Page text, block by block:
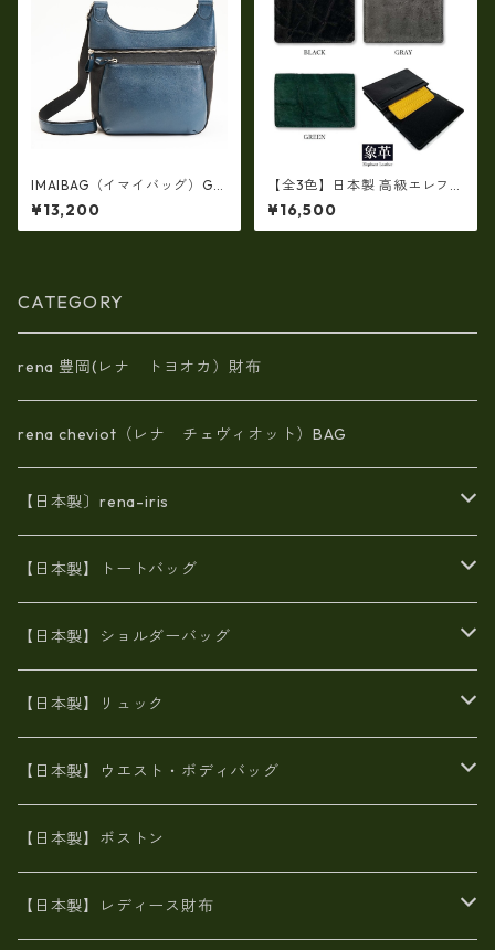
IMAIBAG（イマイバッグ）GE
NOVA斜め掛けメッセンジャー
ショルダー（日本製）ri-2747
¥13,200
【全3色】日本製 高級エレファ
ントレザー × 姫路レザー 名刺
入れ カードケース 本革 リアル
レザー(5172ur)
¥16,500
CATEGORY
rena 豊岡(レナ トヨオカ）財布
rena cheviot（レナ チェヴィオット）BAG
【日本製〕rena-iris
エナメル（パテント）レザー
牛革製品トート・ショルダー
牛革製品リュック
【日本製】トートバッグ
火山灰染めバッグ
8号帆布
豊岡製
ヌメ革バッグ
Ａ3サイズ
オイルレザー
エナメル
がま口
リネン
【日本製】ショルダーバッグ
漂流ロープバッグ
6号蝋引き帆布
火山灰染めバッグ
8号帆布
財布ポシェット
牛革
オイルレザー
【日本製】リュック
帆布
豊岡
豊岡製
牛革
日本製
【日本製】ウエスト・ボディバッグ
帆布
【日本製】ボストン
【日本製】レディース財布